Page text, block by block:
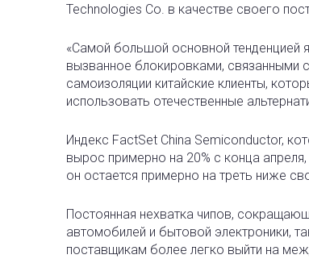
Technologies Co. в качестве своего
«Самой большой основной тенденцией
вызванное блокировками, связанными
самоизоляции китайские клиенты,
использовать отечественные
Индекс FactSet China Semiconductor,
вырос примерно на 20% с конца
он остается примерно на треть ниже
Постоянная нехватка чипов,
автомобилей и бытовой электроники,
поставщикам более легко выйти на